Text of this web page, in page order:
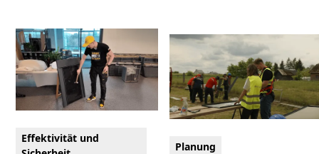
Effektivität und
Planung